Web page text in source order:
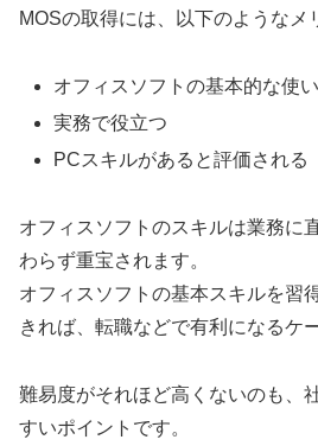
MOSの取得には、以下のようなメ
オフィスソフトの基本的な使
実務で役立つ
PCスキルがあると評価される
オフィスソフトのスキルは業務に
わらず重宝されます。
オフィスソフトの基本スキルを習
きれば、転職などで有利になるケ
難易度がそれほど高くないのも、
すいポイントです。